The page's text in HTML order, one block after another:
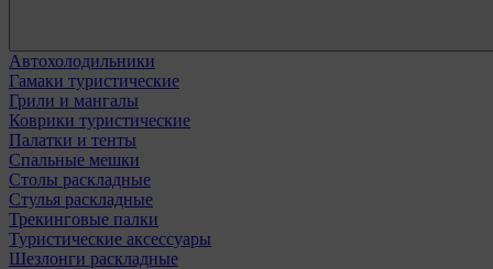
Автохолодильники
Гамаки туристические
Грили и мангалы
Коврики туристические
Палатки и тенты
Спальные мешки
Столы раскладные
Стулья раскладные
Трекинговые палки
Туристические аксессуары
Шезлонги раскладные